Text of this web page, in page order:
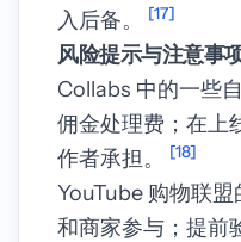
入后备。
[17]
风险提示与注意事
Collabs 中的一些
佣金处理费；在上
作者承担。
[18]
YouTube 购物联
和商家参与；提前